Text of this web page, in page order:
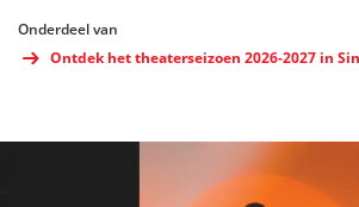
Onderdeel van
Ontdek het theaterseizoen 2026-2027 in